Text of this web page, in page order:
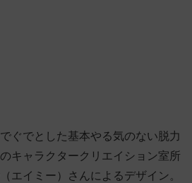
ぐでとした基本やる気のない脱力
キャラクタークリエイション室所
エイミー）さんによるデザイン。